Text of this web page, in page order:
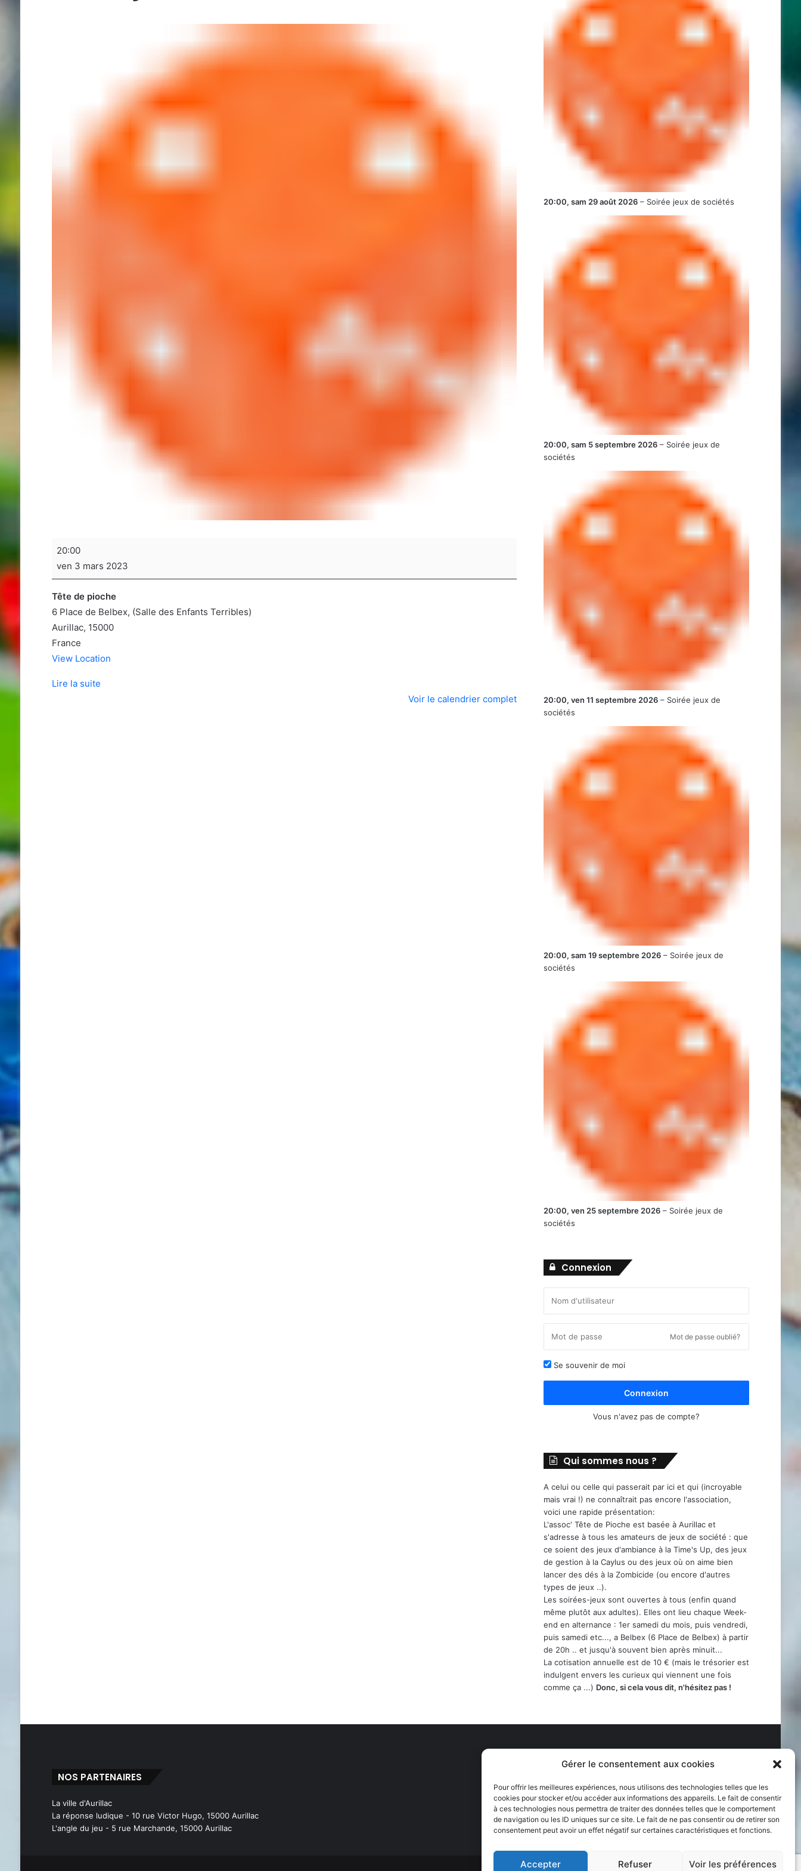
Gérer le consentement aux cookies
Pour offrir les meilleures expériences, nous utilisons des technologies telles que les
cookies pour stocker et/ou accéder aux informations des appareils. Le fait de consentir
à ces technologies nous permettra de traiter des données telles que le comportement
de navigation ou les ID uniques sur ce site. Le fait de ne pas consentir ou de retirer son
consentement peut avoir un effet négatif sur certaines caractéristiques et fonctions.
Accepter Refuser Voir les préférences
Soirée
de
sociétés
20:00
ven 3 mars 2023
Tête de pioche
6 Place de Belbex (Salle des Enfants Terribles)
Aurillac, 15000
France
View Location
Lire la suite
Voir le calendrier complet
20:00, sam 29 août 2026 – Soirée jeux de sociétés
20:00, sam 5 septembre 2026 – Soirée jeux de
sociétés
20:00, ven 11 septembre 2026 – Soirée jeux de
sociétés
20:00, sam 19 septembre 2026 – Soirée jeux de
sociétés
20:00, ven 25 septembre 2026 – Soirée jeux de
sociétés
Connexion
Mot de passe oublié?
Se souvenir de moi
Connexion
Vous n'avez pas de compte?
Qui sommes nous ?
A celui ou celle qui passerait par ici et qui (incroyable
mais vrai !) ne connaîtrait pas encore l'association,
voici une rapide présentation:
L'assoc' Tête de Pioche est basée à Aurillac et
s'adresse à tous les amateurs de jeux de société : que
ce soient des jeux d'ambiance à la Time's Up, des jeux
de gestion à la Caylus ou des jeux où on aime bien
lancer des dés à la Zombicide (ou encore d'autres
types de jeux ..).
Les soirées-jeux sont ouvertes à tous (enfin quand
même plutôt aux adultes). Elles ont lieu chaque Week-
end en alternance : 1er samedi du mois, puis vendredi,
puis samedi etc..., a Belbex (6 Place de Belbex) à partir
de 20h .. et jusqu'à souvent bien après minuit...
La cotisation annuelle est de 10 € (mais le trésorier est
indulgent envers les curieux qui viennent une fois
comme ça ...) Donc, si cela vous dit, n'hésitez pas !
NOS PARTENAIRES
La ville d'Aurillac
La réponse ludique - 10 rue Victor Hugo, 15000 Aurillac
L'angle du jeu - 5 rue Marchande, 15000 Aurillac